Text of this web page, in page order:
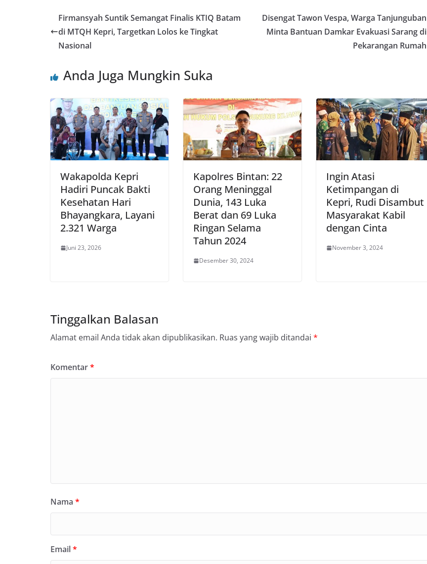
Firmansyah Suntik Semangat Finalis KTIQ Batam
di MTQH Kepri, Targetkan Lolos ke Tingkat
Nasional
Disengat Tawon Vespa, Warga Tanjunguban
Minta Bantuan Damkar Evakuasi Sarang di
Pekarangan Rumah
Anda Juga Mungkin Suka
Wakapolda Kepri
Hadiri Puncak Bakti
Kesehatan Hari
Bhayangkara, Layani
2.321 Warga
Juni 23, 2026
Kapolres Bintan: 22
Orang Meninggal
Dunia, 143 Luka
Berat dan 69 Luka
Ringan Selama
Tahun 2024
Desember 30, 2024
Ingin Atasi
Ketimpangan di
Kepri, Rudi Disambut
Masyarakat Kabil
dengan Cinta
November 3, 2024
Tinggalkan Balasan
Alamat email Anda tidak akan dipublikasikan. Ruas yang wajib ditandai *
Komentar*
Nama *
Email*